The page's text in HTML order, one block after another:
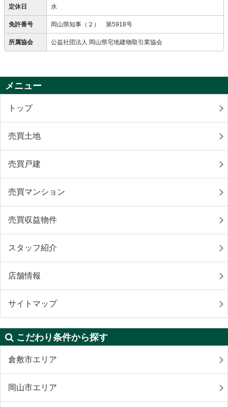
定休日 水
免許番号 岡山県知事（２） 第5918号
所属協会 公益社団法人 岡山県宅地建物取引業協会
メニュー
トップ
売買土地
売買戸建
売買マンション
売買収益物件
スタッフ紹介
店舗情報
サイトマップ
こだわり条件から探す
倉敷市エリア
岡山市エリア